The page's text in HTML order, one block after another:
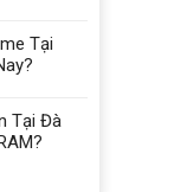
Tại
Tại Đà